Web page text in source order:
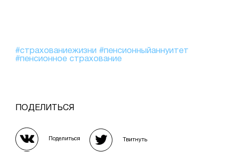
#страхованиежизни #пенсионныйаннуитет
#пенсионное страхование
ПОДЕЛИТЬСЯ
Поделиться Твитнуть